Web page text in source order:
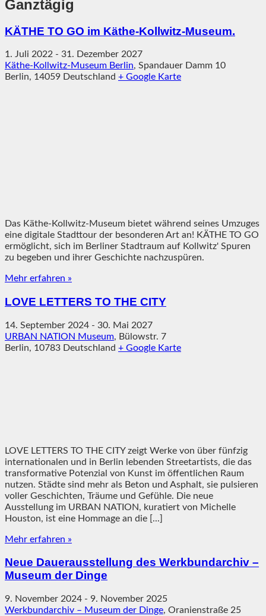
Ganztägig
KÄTHE TO GO im Käthe-Kollwitz-Museum.
1. Juli 2022 - 31. Dezember 2027
Käthe-Kollwitz-Museum Berlin, Spandauer Damm 10
Berlin, 14059 Deutschland + Google Karte
Das Käthe-Kollwitz-Museum bietet während seines Umzuges
eine digitale Stadttour der besonderen Art an! KÄTHE TO GO
ermöglicht, sich im Berliner Stadtraum auf Kollwitz' Spuren
zu begeben und ihrer Geschichte nachzuspüren.
Mehr erfahren »
LOVE LETTERS TO THE CITY
14. September 2024 - 30. Mai 2027
URBAN NATION Museum, Bülowstr. 7
Berlin, 10783 Deutschland + Google Karte
LOVE LETTERS TO THE CITY zeigt Werke von über fünfzig
internationalen und in Berlin lebenden Streetartists, die das
transformative Potenzial von Kunst im öffentlichen Raum
nutzen. Städte sind mehr als Beton und Asphalt, sie pulsieren
voller Geschichten, Träume und Gefühle. Die neue
Ausstellung im URBAN NATION, kuratiert von Michelle
Houston, ist eine Hommage an die [...]
Mehr erfahren »
Neue Dauerausstellung des Werkbundarchiv –
Museum der Dinge
9. November 2024 - 9. November 2025
Werkbundarchiv – Museum der Dinge, Oranienstraße 25